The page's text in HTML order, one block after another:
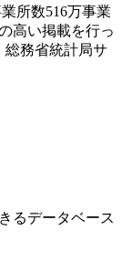
所数516万事業
高い掲載を行っ
総務省統計局サ
るデータベース